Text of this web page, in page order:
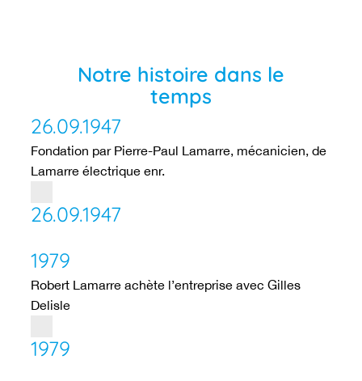
Notre histoire dans le
temps
26.09.1947
Fondation par Pierre-Paul Lamarre, mécanicien, de
Lamarre électrique enr.
26.09.1947
1979
Robert Lamarre achète l’entreprise avec Gilles
Delisle
1979